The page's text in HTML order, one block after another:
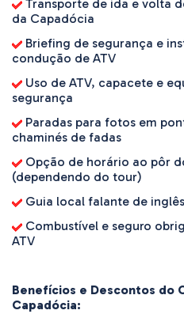
Transporte de ida e volta
da Capadócia
Briefing de segurança e
condução de ATV
Uso de ATV, capacete e
segurança
Paradas para fotos em
chaminés de fadas
Opção de horário ao pôr
(dependendo do tour)
Guia local falante de inglês
Combustível e seguro
ATV
Benefícios e Descontos do
Capadócia: